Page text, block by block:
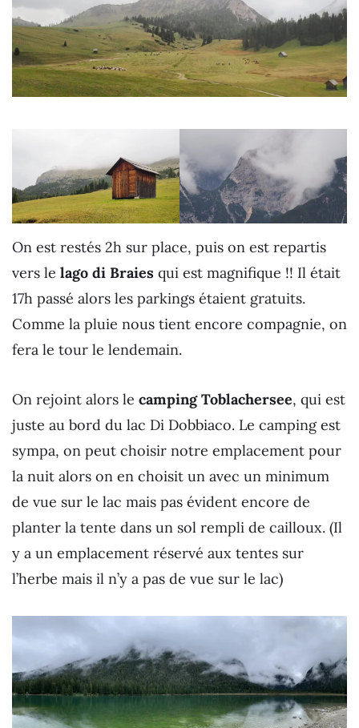
On est restés 2h sur place, puis on est repartis
vers le lago di Braies qui est magnifique !! Il était
17h passé alors les parkings étaient gratuits.
Comme la pluie nous tient encore compagnie, on
fera le tour le lendemain.
On rejoint alors le camping Toblachersee, qui est
juste au bord du lac Di Dobbiaco. Le camping est
sympa, on peut choisir notre emplacement pour
la nuit alors on en choisit un avec un minimum
de vue sur le lac mais pas évident encore de
planter la tente dans un sol rempli de cailloux. (Il
y a un emplacement réservé aux tentes sur
l’herbe mais il n’y a pas de vue sur le lac)